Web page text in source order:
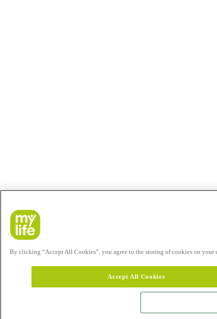
By clicking “Accept All Cookies”, you agree to the storing of cookies on your
Accept All Cookies